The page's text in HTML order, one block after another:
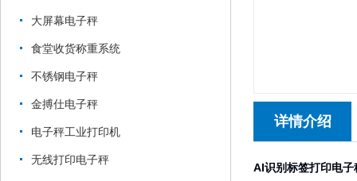
大屏幕电子秤
食堂收货称重系统
不锈钢电子秤
金搏仕电子秤
电子秤工业打印机
无线打印电子秤
详情介绍
AI识别标签打印电